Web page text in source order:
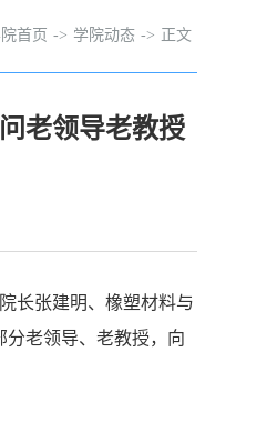
首页 -> 学院动态 -> 正文
老领导老教授
长张建明、橡塑材料与
老领导、老教授，向